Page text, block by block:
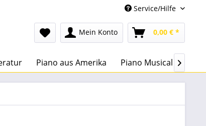
Service/Hilfe
Mein Konto 0,00 € *
Piano aus Amerika Piano Musical 